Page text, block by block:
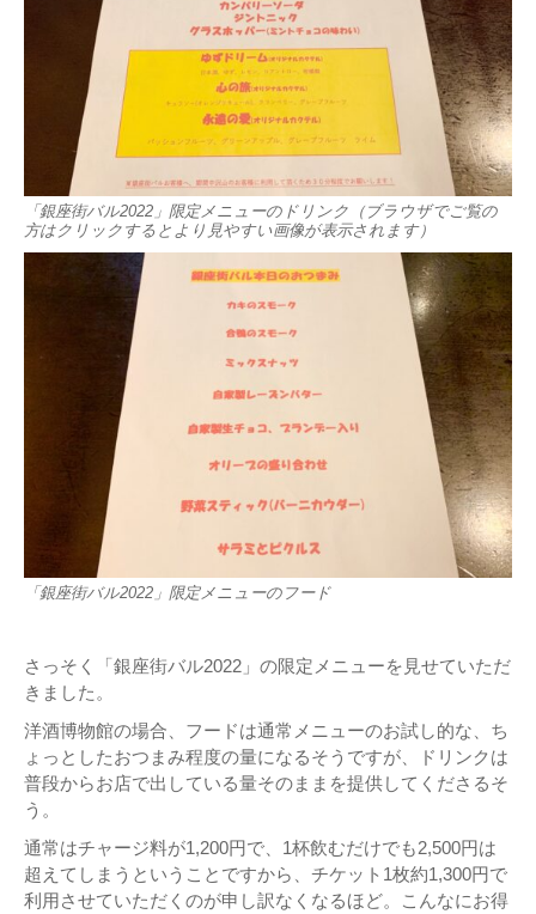
「銀座街バル2022」限定メニューのドリンク（ブラウザでご覧の
方はクリックするとより見やすい画像が表示されます）
「銀座街バル2022」限定メニューのフード
さっそく「銀座街バル2022」の限定メニューを見せていただ
きました。
洋酒博物館の場合、フードは通常メニューのお試し的な、ち
ょっとしたおつまみ程度の量になるそうですが、ドリンクは
普段からお店で出している量そのままを提供してくださるそ
う。
通常はチャージ料が1,200円で、1杯飲むだけでも2,500円は
超えてしまうということですから、チケット1枚約1,300円で
利用させていただくのが申し訳なくなるほど。こんなにお得